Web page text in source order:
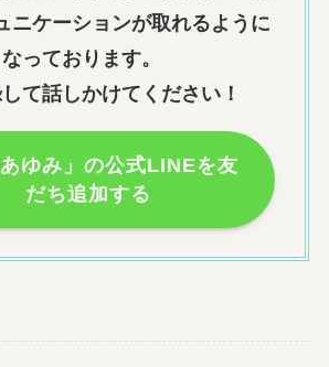
ニケーションが取れるように
なっております。
て話しかけてください！
あゆみ」の公式LINEを友
だち追加する